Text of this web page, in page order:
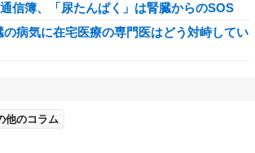
通信簿、「尿たんぱく」は腎臓からのSOS
の病気に在宅医療の専門医はどう対峙してい
他のコラム